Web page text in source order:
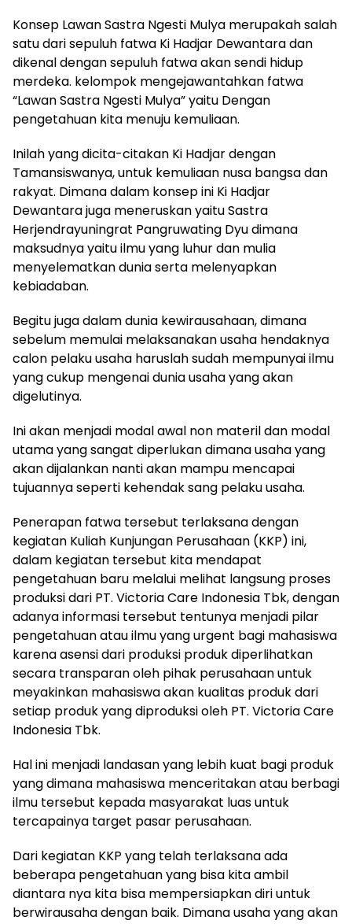
Konsep Lawan Sastra Ngesti Mulya merupakah salah
satu dari sepuluh fatwa Ki Hadjar Dewantara dan
dikenal dengan sepuluh fatwa akan sendi hidup
merdeka. kelompok mengejawantahkan fatwa
“Lawan Sastra Ngesti Mulya” yaitu Dengan
pengetahuan kita menuju kemuliaan.
Inilah yang dicita-citakan Ki Hadjar dengan
Tamansiswanya, untuk kemuliaan nusa bangsa dan
rakyat. Dimana dalam konsep ini Ki Hadjar
Dewantara juga meneruskan yaitu Sastra
Herjendrayuningrat Pangruwating Dyu dimana
maksudnya yaitu ilmu yang luhur dan mulia
menyelematkan dunia serta melenyapkan
kebiadaban.
Begitu juga dalam dunia kewirausahaan, dimana
sebelum memulai melaksanakan usaha hendaknya
calon pelaku usaha haruslah sudah mempunyai ilmu
yang cukup mengenai dunia usaha yang akan
digelutinya.
Ini akan menjadi modal awal non materil dan modal
utama yang sangat diperlukan dimana usaha yang
akan dijalankan nanti akan mampu mencapai
tujuannya seperti kehendak sang pelaku usaha.
Penerapan fatwa tersebut terlaksana dengan
kegiatan Kuliah Kunjungan Perusahaan (KKP) ini,
dalam kegiatan tersebut kita mendapat
pengetahuan baru melalui melihat langsung proses
produksi dari PT. Victoria Care Indonesia Tbk, dengan
adanya informasi tersebut tentunya menjadi pilar
pengetahuan atau ilmu yang urgent bagi mahasiswa
karena asensi dari produksi produk diperlihatkan
secara transparan oleh pihak perusahaan untuk
meyakinkan mahasiswa akan kualitas produk dari
setiap produk yang diproduksi oleh PT. Victoria Care
Indonesia Tbk.
Hal ini menjadi landasan yang lebih kuat bagi produk
yang dimana mahasiswa menceritakan atau berbagi
ilmu tersebut kepada masyarakat luas untuk
tercapainya target pasar perusahaan.
Dari kegiatan KKP yang telah terlaksana ada
beberapa pengetahuan yang bisa kita ambil
diantara nya kita bisa mempersiapkan diri untuk
berwirausaha dengan baik. Dimana usaha yang akan